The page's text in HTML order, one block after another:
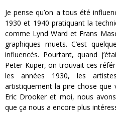
Je pense qu’on a tous été
1930 et 1940 pratiquant la
comme Lynd Ward et Frans
graphiques muets. C’est
influencés. Pourtant, quand
Peter Kuper, on trouvait ces
les années 1930, les
artistiquement la pire chose que
Eric Drooker et moi, nous
que ça nous a encore plus